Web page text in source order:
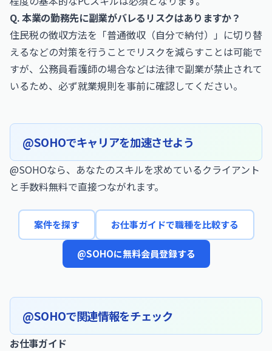
Q. 本業の勤務先に副業がバレるリスクはありますか？
住民税の徴収方法を「普通徴収（自分で納付）」に切り替
えるなどの対策を行うことでリスクを減らすことは可能で
すが、公務員看護師の場合などは法律で副業が禁止されて
いるため、必ず就業規則を事前に確認してください。
@SOHOでキャリアを加速させよう
@SOHOなら、あなたのスキルを求めているクライアント
と手数料無料で直接つながれます。
案件を探す お仕事ガイドで職種を比較する
@SOHOに無料会員登録する
@SOHOで関連情報をチェック
お仕事ガイド